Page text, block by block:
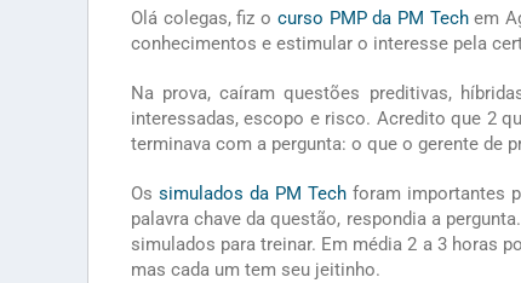
Olá colegas, fiz o curso PMP da PM Techem
conhecimentos e estimular o interesse pela
Na prova, caíram questões preditivas,
interessadas, escopo e risco. Acredito que 2
terminava com a pergunta: o que o gerente de
Ossimulados da PM Tech foram importantes
palavra chave da questão, respondia a
simulados para treinar. Em média 2 a 3 horas
mas cada um tem seu jeitinho.